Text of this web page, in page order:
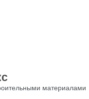
материалами